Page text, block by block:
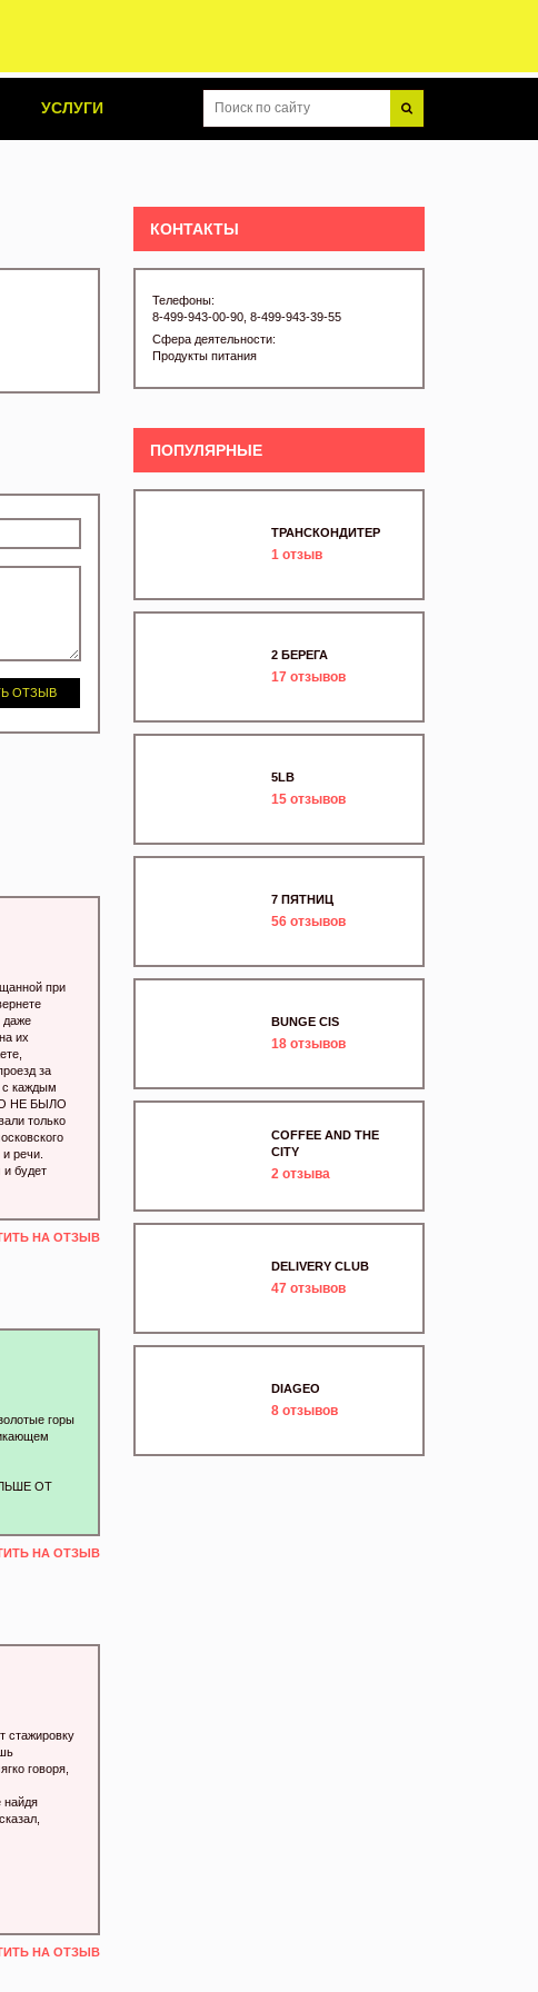
УСЛУГИ
ОТЗЫВ
при
даже
их
за
с каждым
НЕ БЫЛО
только
речи.
и будет
НА ОТЗЫВ
горы
ОТ
НА ОТЗЫВ
стажировку
говоря,
найдя
НА ОТЗЫВ
КОНТАКТЫ
Телефоны:
8-499-943-00-90, 8-499-943-39-55
Сфера деятельности:
Продукты питания
ПОПУЛЯРНЫЕ
ТРАНСКОНДИТЕР
1 отзыв
2 БЕРЕГА
17 отзывов
5LB
15 отзывов
7 ПЯТНИЦ
56 отзывов
BUNGE CIS
18 отзывов
COFFEE AND THE
CITY
2 отзыва
DELIVERY CLUB
47 отзывов
DIAGEO
8 отзывов